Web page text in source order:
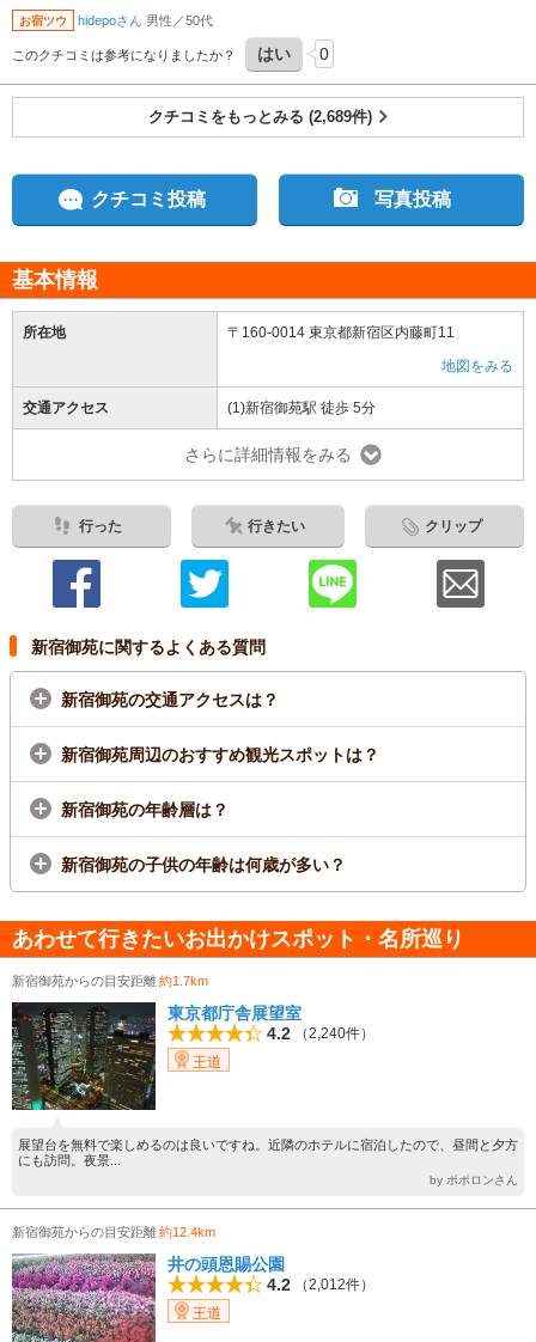
菊、大菊、と分かれて展示されていました。皆さん、デジタルカメラやスマホで菊の
写真を撮影されていました。
お宿ツウ hidepoさん 男性／50代
このクチコミは参考になりましたか？ はい 0
クチコミをもっとみる (2,689件)
クチコミ投稿 写真投稿
基本情報
所在地
〒160-0014 東京都新宿区内藤町11
地図をみる
交通アクセス (1)新宿御苑駅 徒歩 5分
さらに詳細情報をみる
行った 行きたい クリップ
新宿御苑に関するよくある質問
新宿御苑の交通アクセスは？
新宿御苑周辺のおすすめ観光スポットは？
新宿御苑の年齢層は？
新宿御苑の子供の年齢は何歳が多い？
あわせて行きたいお出かけスポット・名所巡り
新宿御苑からの目安距離約1.7km
東京都庁舎展望室
4.2
（2,240件）
王道
展望台を無料で楽しめるのは良いですね。近隣のホテルに宿泊したので、昼間と夕方
にも訪問。夜景...
by ポポロンさん
新宿御苑からの目安距離約12.4km
井の頭恩賜公園
4.2
（2,012件）
王道